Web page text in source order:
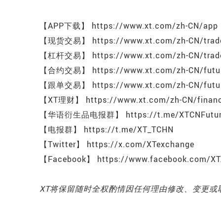
【APP下载】 https://www.xt.com/zh-CN/app
【现货交易】 https://www.xt.com/zh-CN/
【杠杆交易】 https://www.xt.com/zh-CN/
【合约交易】 https://www.xt.com/zh-CN/
【跟单交易】 https://www.xt.com/zh-CN/
【XT理财】 https://www.xt.com/zh-CN/
【华语衍生品电报群】 https://t.me/
【电报群】 https://t.me/XT_TCHN
【Twitter】 https://x.com/XTexchange
【Facebook】 https://www.facebook.com/
XT将保留随时全权酌情因任何理由修改、变更